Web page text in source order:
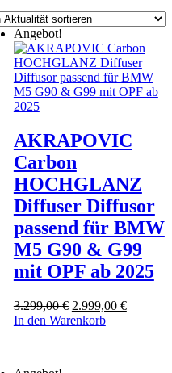
sortiert
€.
Angebot!
AKRAPOVIC
Carbon
HOCHGLANZ
Diffuser Diffusor
passend für BMW
M5 G90 & G99
mit OPF ab 2025
3.299,00€ Ursprünglicher
Preis
2.999,00 €
In den Warenkorb